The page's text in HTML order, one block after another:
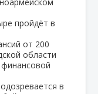
пройдёт в
от 200
области
в